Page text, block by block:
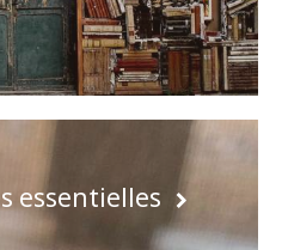
essentielles